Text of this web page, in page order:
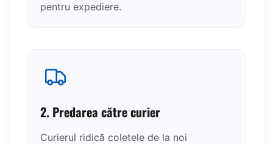
pentru expediere.
2. Predarea către curier
Curierul ridică coletele de la noi